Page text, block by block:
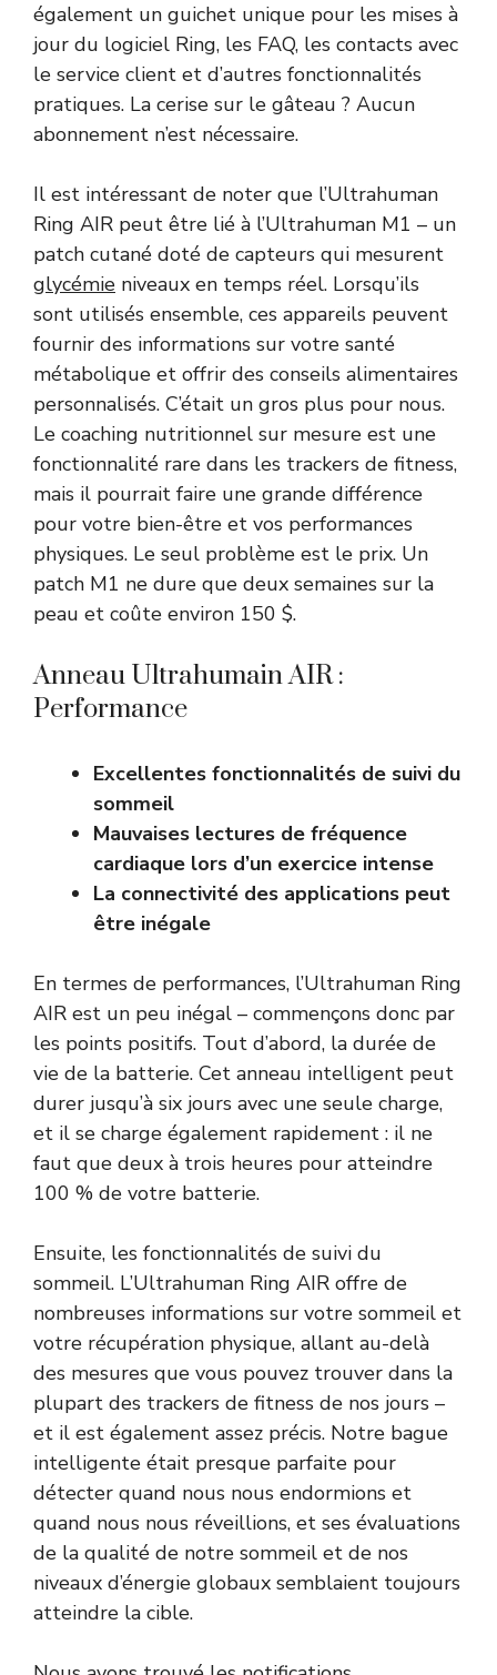
également un guichet unique pour les mises à
jour du logiciel Ring, les FAQ, les contacts avec
le service client et d’autres fonctionnalités
pratiques. La cerise sur le gâteau ? Aucun
abonnement n’est nécessaire.
Il est intéressant de noter que l’Ultrahuman
Ring AIR peut être lié à l’Ultrahuman M1 – un
patch cutané doté de capteurs qui mesurent
glycémie niveaux en temps réel. Lorsqu’ils
sont utilisés ensemble, ces appareils peuvent
fournir des informations sur votre santé
métabolique et offrir des conseils alimentaires
personnalisés. C’était un gros plus pour nous.
Le coaching nutritionnel sur mesure est une
fonctionnalité rare dans les trackers de fitness,
mais il pourrait faire une grande différence
pour votre bien-être et vos performances
physiques. Le seul problème est le prix. Un
patch M1 ne dure que deux semaines sur la
peau et coûte environ 150 $.
Anneau Ultrahumain AIR :
Performance
Excellentes fonctionnalités de suivi du
sommeil
Mauvaises lectures de fréquence
cardiaque lors d’un exercice intense
La connectivité des applications peut
être inégale
En termes de performances, l’Ultrahuman Ring
AIR est un peu inégal – commençons donc par
les points positifs. Tout d’abord, la durée de
vie de la batterie. Cet anneau intelligent peut
durer jusqu’à six jours avec une seule charge,
et il se charge également rapidement : il ne
faut que deux à trois heures pour atteindre
100 % de votre batterie.
Ensuite, les fonctionnalités de suivi du
sommeil. L’Ultrahuman Ring AIR offre de
nombreuses informations sur votre sommeil et
votre récupération physique, allant au-delà
des mesures que vous pouvez trouver dans la
plupart des trackers de fitness de nos jours –
et il est également assez précis. Notre bague
intelligente était presque parfaite pour
détecter quand nous nous endormions et
quand nous nous réveillions, et ses évaluations
de la qualité de notre sommeil et de nos
niveaux d’énergie globaux semblaient toujours
atteindre la cible.